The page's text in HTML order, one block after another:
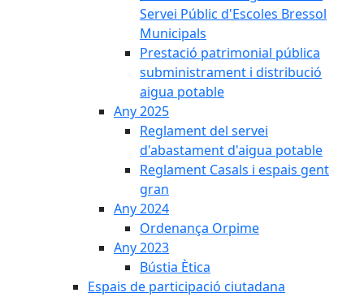
Servei Públic d'Escoles Bressol
Municipals
Prestació patrimonial pública
subministrament i distribució
aigua potable
Any 2025
Reglament del servei
d'abastament d'aigua potable
Reglament Casals i espais gent
gran
Any 2024
Ordenança Orpime
Any 2023
Bústia Ètica
Espais de participació ciutadana